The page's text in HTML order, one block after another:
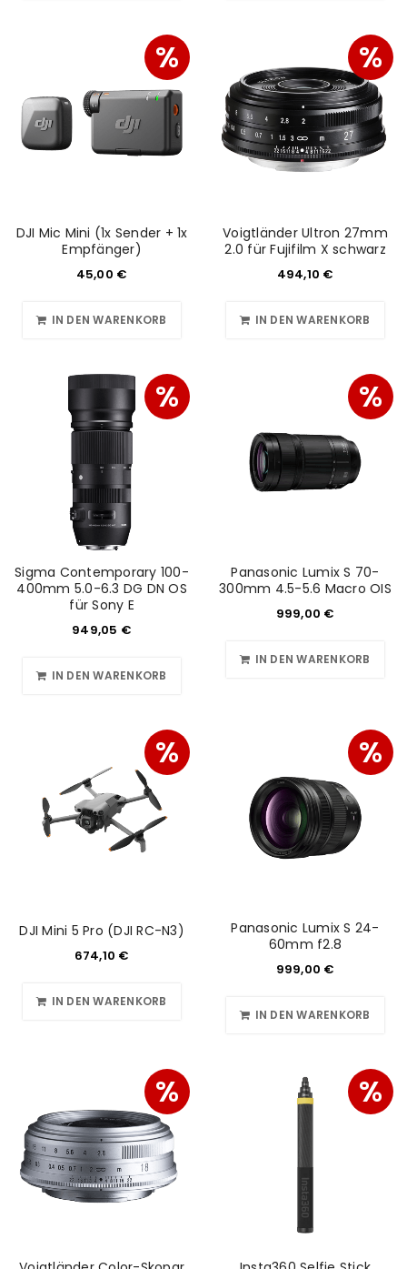
%
DJI Mic Mini (1x Sender + 1x
Empfänger)
45,00 €
IN DEN WARENKORB
%
Voigtländer Ultron 27mm
2.0 für Fujifilm X schwarz
494,10 €
IN DEN WARENKORB
%
Sigma Contemporary 100-
400mm 5.0-6.3 DG DN OS
für Sony E
949,05 €
IN DEN WARENKORB
%
Panasonic Lumix S 70-
300mm 4.5-5.6 Macro OIS
999,00 €
IN DEN WARENKORB
%
DJI Mini 5 Pro (DJI RC-N3)
674,10 €
IN DEN WARENKORB
%
Panasonic Lumix S 24-
60mm f2.8
999,00 €
IN DEN WARENKORB
% %